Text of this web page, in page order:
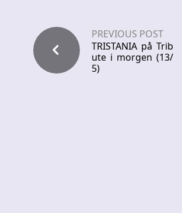
PREVIOUS POST
TRISTANIA på Trib
ute i morgen (13/
5)